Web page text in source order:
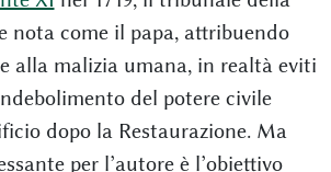
nota come il papa, attribuendo
alla malizia umana, in realtà eviti
del potere civile
dopo la Restaurazione. Ma
per l’autore è l’obiettivo